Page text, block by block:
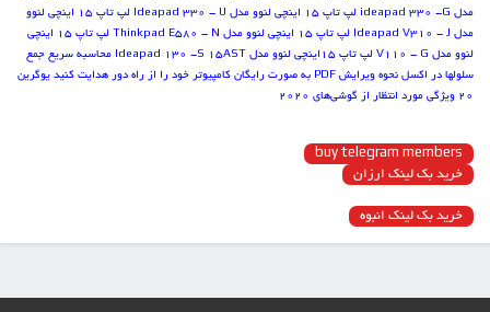
مدل ideapad 330 -G
لپ تاپ 15 اینچی لنوو مدل Ideapad 330 - U
لپ تاپ 15 اینچی لنوو
مدل Ideapad V310 - J
لپ تاپ 15 اینچی لنوو مدل Thinkpad E580 - N
لپ تاپ 15 اینچی
لنوو مدل V110 - G
لپ تاپ 15اینچی لنوو مدل Ideapad 130 -S 15AST
محاسبه سریع جمع
سلول‏ها در اکسل نحوه ویرایش PDF به صورت رایگان کامپیوتر خود را از راه دور هدایت کنید یوگرین
۲۰ ویژگی مورد انتظار از گوشی‌های ۲۰۲۰
buy telegram members
خرید بک لینک ارزان
خرید بک لینک انبوه